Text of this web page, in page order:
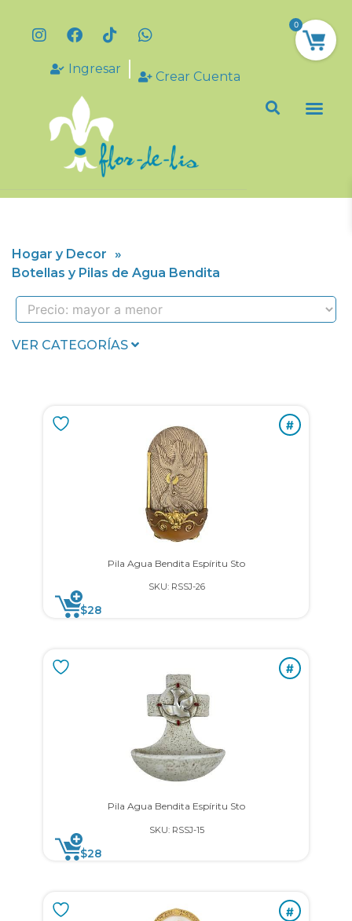
Ingresar
Crear Cuenta
Hogar y Decor »
Botellas y Pilas de Agua Bendita
VER CATEGORÍAS
#
Pila Agua Bendita Espíritu Sto
SKU: RSSJ-26
$28
#
Pila Agua Bendita Espíritu Sto
SKU: RSSJ-15
$28
#
0